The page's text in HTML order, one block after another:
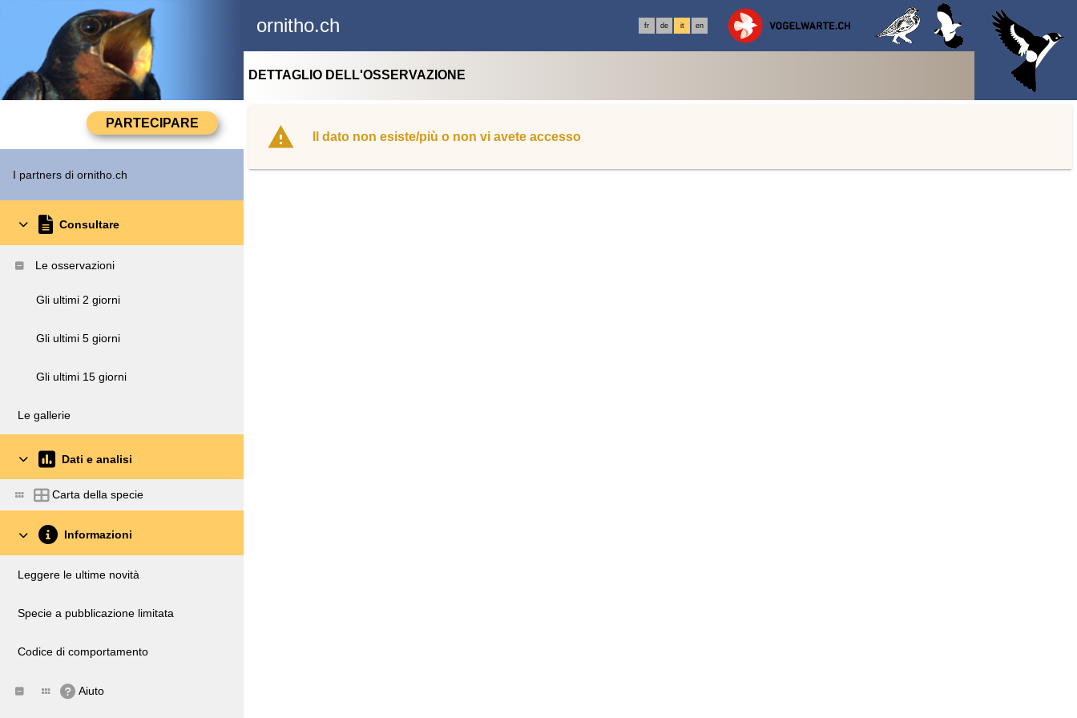
ornitho.ch fr de it en
I partners di ornitho.ch
Consultare
Le osservazioni
Gli ultimi 2 giorni
Gli ultimi 5 giorni
Gli ultimi 15 giorni
Le gallerie
Dati e analisi
Carta della specie
Informazioni
Leggere le ultime novità
Specie a pubblicazione limitata
Codice di comportamento
Aiuto
DETTAGLIO DELL'OSSERVAZIONE
Il dato non esiste/più o non vi avete accesso